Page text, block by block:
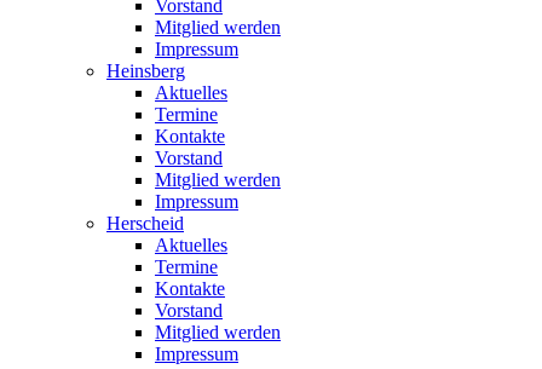
Vorstand
Mitglied werden
Impressum
Heinsberg
Aktuelles
Termine
Kontakte
Vorstand
Mitglied werden
Impressum
Herscheid
Aktuelles
Termine
Kontakte
Vorstand
Mitglied werden
Impressum